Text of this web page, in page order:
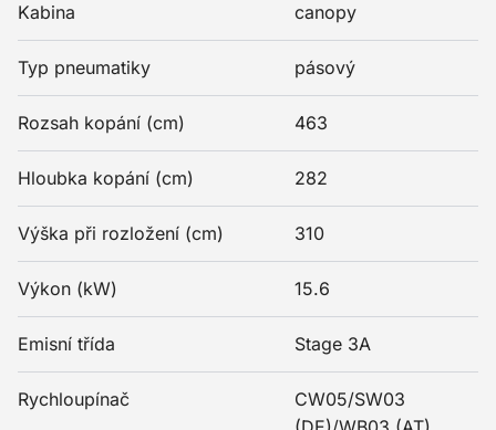
Kabina canopy
Typ pneumatiky pásový
Rozsah kopání (cm) 463
Hloubka kopání (cm) 282
Výška při rozložení (cm) 310
Výkon (kW) 15.6
Emisní třída Stage 3A
Rychloupínač
CW05/SW03